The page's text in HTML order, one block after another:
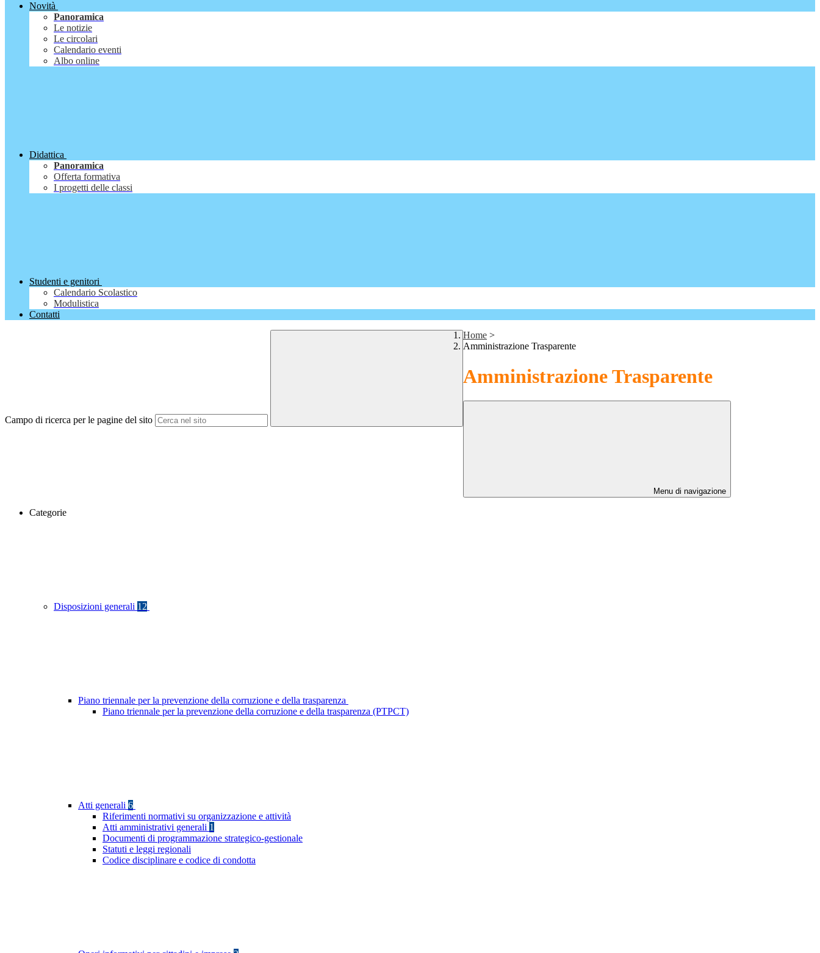
Novità
Panoramica
Le notizie
Le circolari
Calendario eventi
Albo online
Didattica
Panoramica
Offerta formativa
I progetti delle classi
Studenti e genitori
Calendario Scolastico
Modulistica
Contatti
Campo di ricerca per le pagine del sito
Home >
Amministrazione Trasparente
Amministrazione Trasparente
Menu di navigazione
Categorie
Disposizioni generali 12
Piano triennale per la prevenzione della corruzione e della trasparenza
Piano triennale per la prevenzione della corruzione e della trasparenza (PTPCT)
Atti generali 6
Riferimenti normativi su organizzazione e attività
Atti amministrativi generali 1
Documenti di programmazione strategico-gestionale
Statuti e leggi regionali
Codice disciplinare e codice di condotta